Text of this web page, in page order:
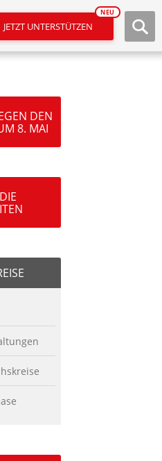
JETZT UNTERSTÜTZEN
NEU
DEN
8. MAI